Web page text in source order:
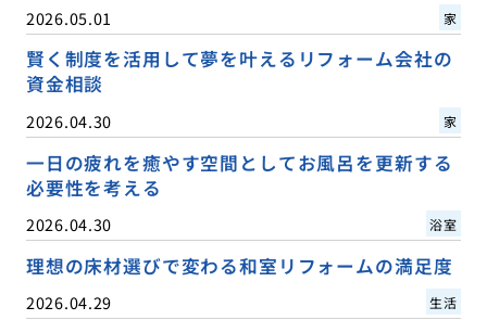
2026.05.01 家
賢く制度を活用して夢を叶えるリフォーム会社の
資金相談
2026.04.30 家
一日の疲れを癒やす空間としてお風呂を更新する
必要性を考える
2026.04.30 浴室
理想の床材選びで変わる和室リフォームの満足度
2026.04.29 生活